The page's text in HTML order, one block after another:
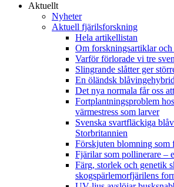
Aktuellt
Nyheter
Aktuell fjärilsforskning
Hela artikellistan
Om forskningsartiklar och
Varför förlorade vi tre
Slingrande slåtter ger
En öländsk
Det nya normala får oss
Fortplantningsproblem
värmestress som larver
Svenska svartfläckiga
Storbritannien
Förskjuten blomning som
Fjärilar som pollinerare –
Färg, storlek och genetik
skogspärlemorfjärilens